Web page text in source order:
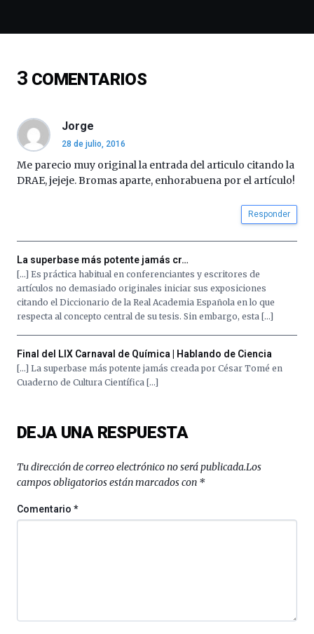
de
16
4
de
octubre.
iniciativa,
Cátedra…
3 COMENTARIOS
Jorge
28 de julio, 2016
Me parecio muy original la entrada del articulo citando la
DRAE, jejeje. Bromas aparte, enhorabuena por el artículo!
Responder
La superbase más potente jamás cr…
[…] Es práctica habitual en conferenciantes y escritores de
artículos no demasiado originales iniciar sus exposiciones
citando el Diccionario de la Real Academia Española en lo que
respecta al concepto central de su tesis. Sin embargo, esta […]
Final del LIX Carnaval de Química | Hablando de Ciencia
[…] La superbase más potente jamás creada por César Tomé en
Cuaderno de Cultura Científica […]
DEJA UNA RESPUESTA
Tu dirección de correo electrónico no será publicada.Los
campos obligatorios están marcados con *
Comentario*